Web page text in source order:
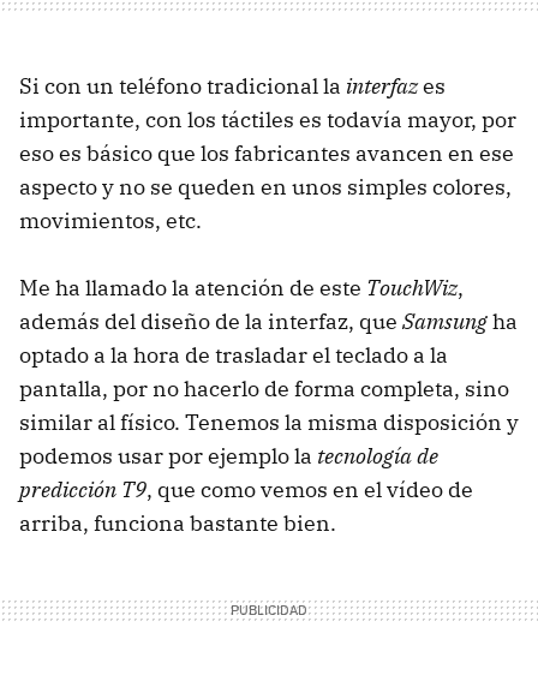
Si con un teléfono tradicional la interfazes
importante, con los táctiles es todavía mayor, por
eso es básico que los fabricantes avancen en ese
aspecto y no se queden en unos simples colores,
movimientos, etc.
Me ha llamado la atención de este TouchWiz,
además del diseño de la interfaz, que Samsungha
optado a la hora de trasladar el teclado a la
pantalla, por no hacerlo de forma completa, sino
similar al físico. Tenemos la misma disposición y
podemos usar por ejemplo la tecnología de
predicción T9, que como vemos en el vídeo de
arriba, funciona bastante bien.